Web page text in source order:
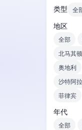
类型 全
地区
全部
北马其顿
奥地利
沙特阿
菲律宾
年代
全部